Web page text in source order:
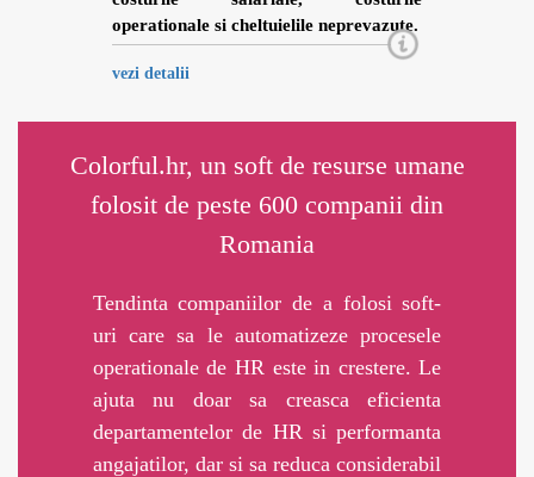
operationale si cheltuielile neprevazute.
vezi detalii
Colorful.hr, un soft de resurse umane
folosit de peste 600 companii din
Romania
Tendinta companiilor de a folosi soft-
uri care sa le automatizeze procesele
operationale de HR este in crestere. Le
ajuta nu doar sa creasca eficienta
departamentelor de HR si performanta
angajatilor, dar si sa reduca considerabil